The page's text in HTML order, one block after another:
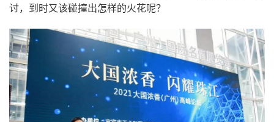
讨，到时又该碰撞出怎样的火花呢？